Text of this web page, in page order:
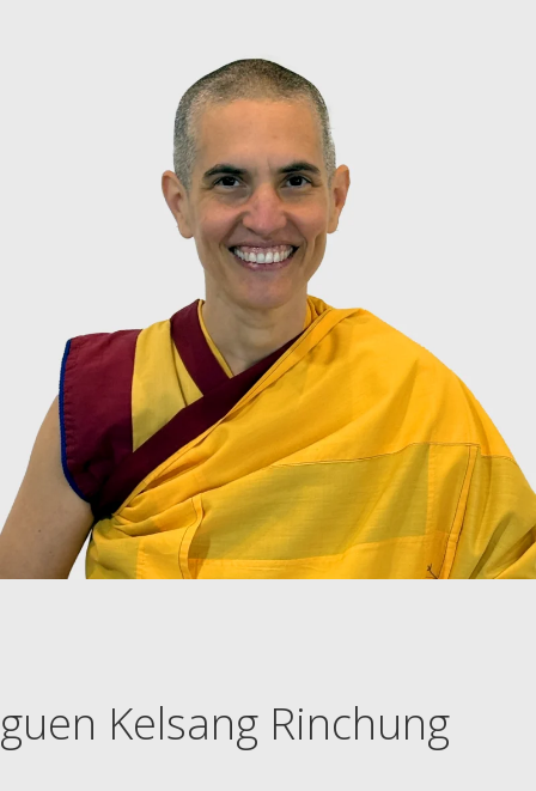
guen Kelsang Rinchung